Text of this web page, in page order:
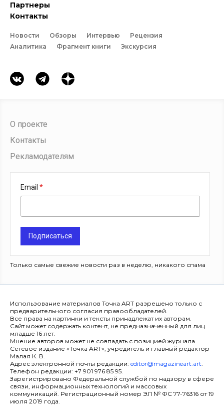
Партнеры
Контакты
Новости Обзоры Интервью
Рецензия
Аналитика
Фрагмент книги Экскурсия
О проекте
Контакты
Рекламодателям
Email
Подписаться
Только самые свежие новости раз в неделю, никакого спама
Использование материалов Точка ART разрешено только с
предварительного согласия правообладателей.
Все права на картинки и тексты принадлежат их авторам.
Сайт может содержать контент, не предназначенный для лиц
младше 16 лет.
Мнение авторов может не совпадать с позицией журнала.
Сетевое издание «Точка ART», учредитель и главный редактор
Малая К. В.
Адрес электронной почты редакции: editor@magazineart.art.
Телефон редакции: +7 901 976 85 95.
Зарегистрировано Федеральной службой по надзору в сфере
связи, информационных технологий и массовых
коммуникаций. Регистрационный номер ЭЛ № ФС 77-76316 от 19
июля 2019 года.